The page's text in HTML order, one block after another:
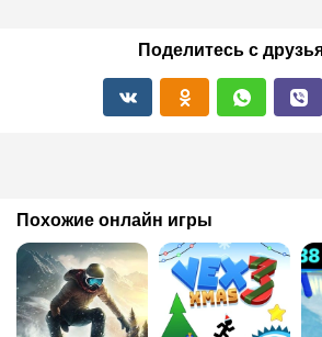
Поделитесь с
Похожие онлайн игры